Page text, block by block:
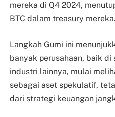
mereka di Q4 2024,
BTC dalam treasury mereka.
Langkah Gumi ini
banyak perusahaan, baik
industri lainnya, mulai
sebagai aset spekulatif,
dari strategi keuangan